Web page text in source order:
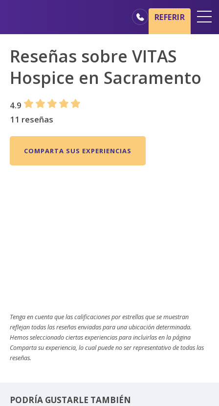
Básicos del cuidado de hospicio
Nuestros servicios
Profesionales médicos
Familiares y cuidadores
REFERIR
Reseñas sobre VITAS
Hospice en Sacramento
4.9
11 reseñas
COMPARTA SUS EXPERIENCIAS
Tenga en cuenta que las calificaciones por estrellas que se muestran
reflejan todas las reseñas enviadas para una ubicación determinada.
Hemos seleccionado ciertas experiencias para incluirlas en la página
Comparta su experiencia, lo cual puede no ser representativo de todas las
reseñas.
PODRÍA GUSTARLE TAMBIÉN